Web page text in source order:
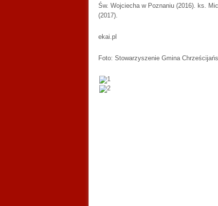
Św. Wojciecha w Poznaniu (2016). ks.
(2017).
ekai.pl
Foto: Stowarzyszenie Gmina